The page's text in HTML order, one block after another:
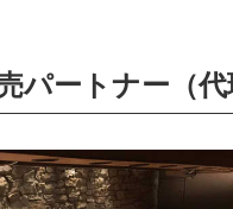
パートナー（